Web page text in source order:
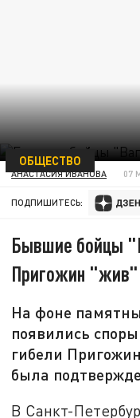
ОБЩЕСТВО
АНАСТАСИЯ ИВАНОВА 07
ПОДПИШИТЕСЬ:
Бывшие бойцы
Пригожин "жив"
На фоне
появились споры
гибели
была
В Санкт-